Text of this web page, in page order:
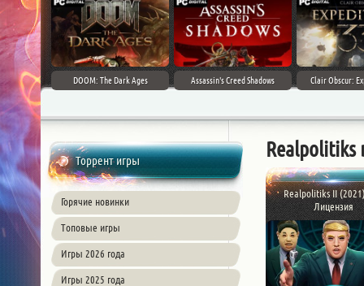
DOOM: The Dark Ages Assassin's Creed Shadows Clair Obscur:
Торрент игры
Горячие новинки
Топовые игры
Игры 2026 года
Игры 2025 года
Realpolitiks
Realpolitiks II
Лицензия